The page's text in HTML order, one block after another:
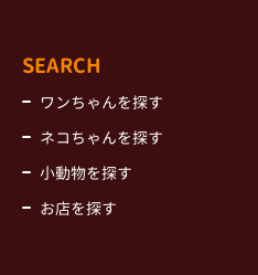
SEARCH
ワンちゃんを探す
ネコちゃんを探す
小動物を探す
お店を探す